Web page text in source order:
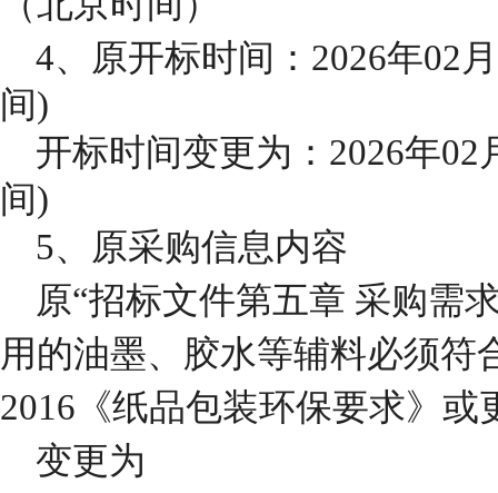
4、原开标时间：2026年02 月
间)
开标时间变更为： 2026年02
间)
5、原采购信息内容
原“招标文件第五章 采购需
用的油墨、胶水等辅料必须符
2016《纸品包装环保要求》或
变更为